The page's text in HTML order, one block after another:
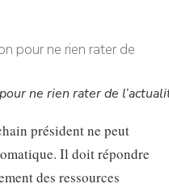
ne rien rater de
président ne peut
Il doit répondre
des ressources